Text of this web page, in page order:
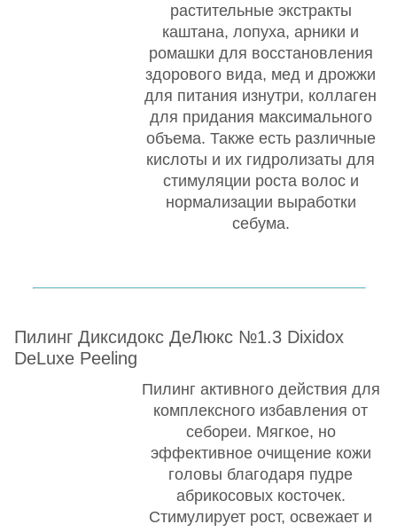
растительные экстракты
каштана, лопуха, арники и
ромашки для восстановления
здорового вида, мед и дрожжи
для питания изнутри, коллаген
для придания максимального
объема. Также есть различные
кислоты и их гидролизаты для
стимуляции роста волос и
нормализации выработки
себума.
Пилинг Диксидокс ДеЛюкс №1.3 Dixidox
DeLuxe Peeling
Пилинг активного действия для
комплексного избавления от
себореи. Мягкое, но
эффективное очищение кожи
головы благодаря пудре
абрикосовых косточек.
Стимулирует рост, освежает и